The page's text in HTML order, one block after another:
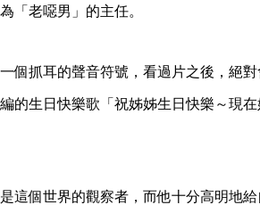
「老噁男」的主任。
個抓耳的聲音符號，看過片之後，絕
的生日快樂歌「祝姊姊生日快樂～現
這個世界的觀察者，而他十分高明地